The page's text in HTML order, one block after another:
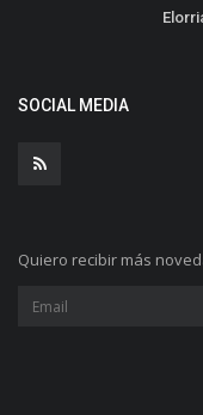
SOCIAL MEDIA
Quiero recibir más